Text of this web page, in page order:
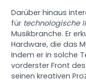
Darüber hinaus
für technologische
Musikbranche. Er
Hardware, die das
Indem er in solche
vorderster Front
seinen kreativen